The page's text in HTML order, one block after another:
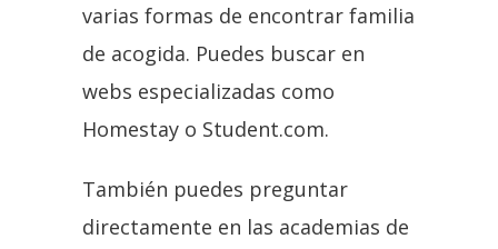
varias formas de encontrar familia
de acogida. Puedes buscar en
webs especializadas como
Homestay o Student.com.
También puedes preguntar
directamente en las academias de